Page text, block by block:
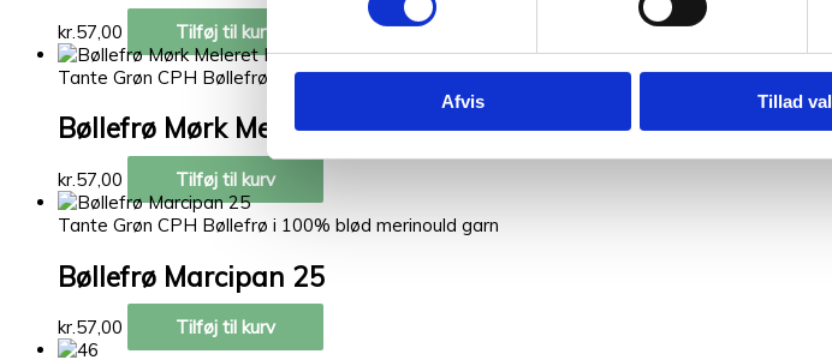
Afvis Tillad
kr. 57,00
Tilføj til kurv
Tante Grøn CPH Bøllefrø i 100% blød merinould garn
Bøllefrø Mørk Meleret Brun 31
kr.57,00
Tilføj til kurv
Tante Grøn CPH Bøllefrø i 100% blød merinould garn
Bøllefrø Marcipan 25
kr.57,00
Tilføj til kurv